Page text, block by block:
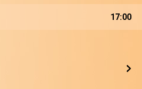
17:00